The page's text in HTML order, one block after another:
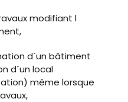
modifiant l
d´un bâtiment
d´un local
même lorsque